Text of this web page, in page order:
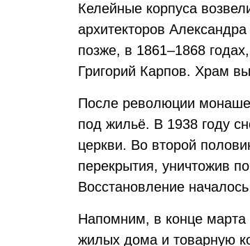
Келейные корпуса
архитекторов
позже, в 1861–1868
Григорий Карпов. Храм
После революции
под жильё. В 1938 году
церкви. Во второй
перекрытия, уничтожив
Восстановление
Напомним, в конце марта
жилых дома и товарную